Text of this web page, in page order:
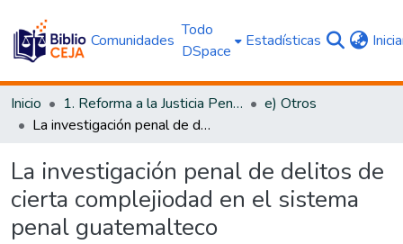
Comunidades
Todo
DSpace
Estadísticas
Inicio 1. Reforma a la Justicia Penal
e) Otros
La investigación penal de delitos de cierta complejiodad en el sistema penal guatemalteco
La investigación penal de delitos de
cierta complejiodad en el sistema
penal guatemalteco